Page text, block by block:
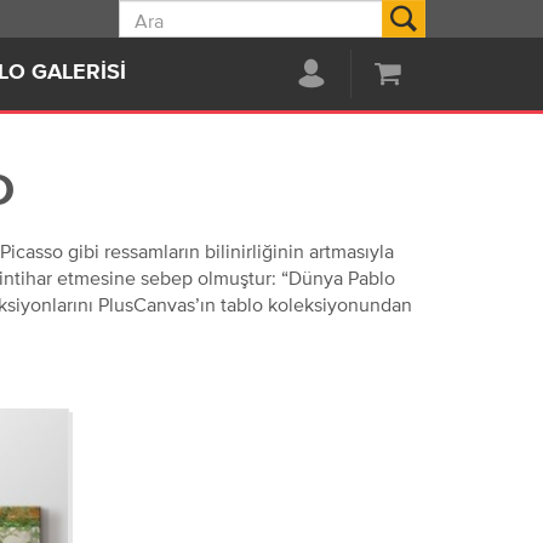
GALERISI
gibi ressamların bilinirliğinin artmasıyla
intihar etmesine sebep olmuştur: “Dünya Pablo
PlusCanvas’ın tablo koleksiyonundan